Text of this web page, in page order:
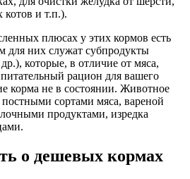
и т.п.).
плюсах у этих кормов есть
них служат субпродукты
которые, в отличие от мяса,
рацион для вашего
корма не в состоянии. Животное
сортами мяса, вареной
продуктами, изредка
о дешевых кормах